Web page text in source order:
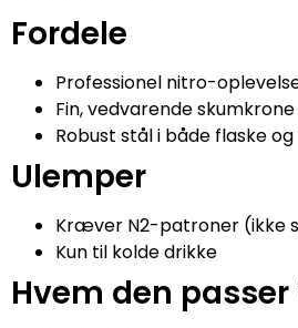
Fordele
Professionel nitro-
Fin, vedvarende skumkrone
Robust stål i både flaske
Ulemper
Kræver N2-patroner (ikke
Kun til kolde drikke
Hvem den passer